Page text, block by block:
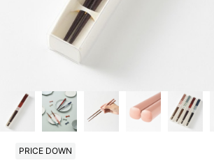
PRICE DOWN